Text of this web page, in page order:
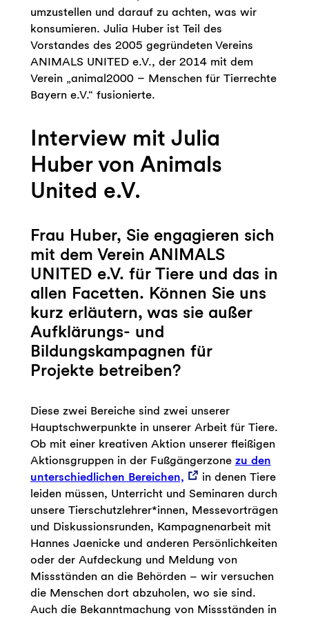
umzustellen und darauf zu achten, was wir
konsumieren. Julia Huber ist Teil des
Vorstandes des 2005 gegründeten Vereins
ANIMALS UNITED e.V., der 2014 mit dem
Verein „animal2000 – Menschen für Tierrechte
Bayern e.V.“ fusionierte.
Interview mit Julia
Huber von Animals
United e.V.
Frau Huber, Sie engagieren sich
mit dem Verein ANIMALS
UNITED e.V. für Tiere und das in
allen Facetten. Können Sie uns
kurz erläutern, was sie außer
Aufklärungs- und
Bildungskampagnen für
Projekte betreiben?
Diese zwei Bereiche sind zwei unserer
Hauptschwerpunkte in unserer Arbeit für Tiere.
Ob mit einer kreativen Aktion unserer fleißigen
Aktionsgruppen in der Fußgängerzone zu den
unterschiedlichen Bereichen,
in denen Tiere
leiden müssen, Unterricht und Seminaren durch
unsere Tierschutzlehrer*innen, Messevorträgen
und Diskussionsrunden, Kampagnenarbeit mit
Hannes Jaenicke und anderen Persönlichkeiten
oder der Aufdeckung und Meldung von
Missständen an die Behörden – wir versuchen
die Menschen dort abzuholen, wo sie sind.
Auch die Bekanntmachung von Missständen in